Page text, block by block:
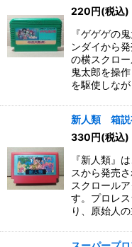
220円(税込)
『ゲゲゲの
ンダイから
の横スクロ
鬼太郎を操
を駆使しな
新人類 箱説
330円(税込)
『新人類』
スから発売
スクロール
す。プロレ
り、原始人